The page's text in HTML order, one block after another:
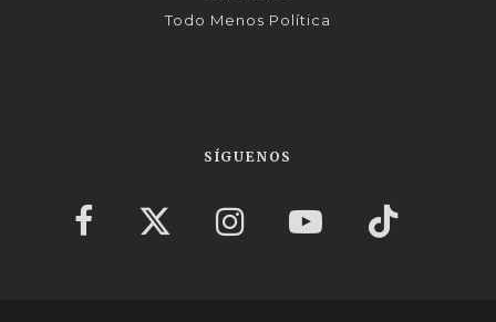
Todo Menos Política
SÍGUENOS